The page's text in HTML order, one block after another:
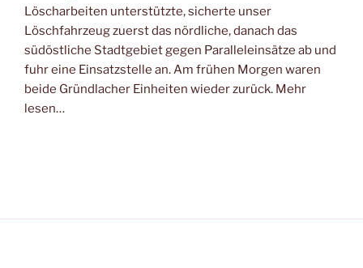
Löscharbeiten unterstützte, sicherte unser
Löschfahrzeug zuerst das nördliche, danach das
südöstliche Stadtgebiet gegen Paralleleinsätze ab und
fuhr eine Einsatzstelle an. Am frühen Morgen waren
beide Gründlacher Einheiten wieder zurück. Mehr
lesen…